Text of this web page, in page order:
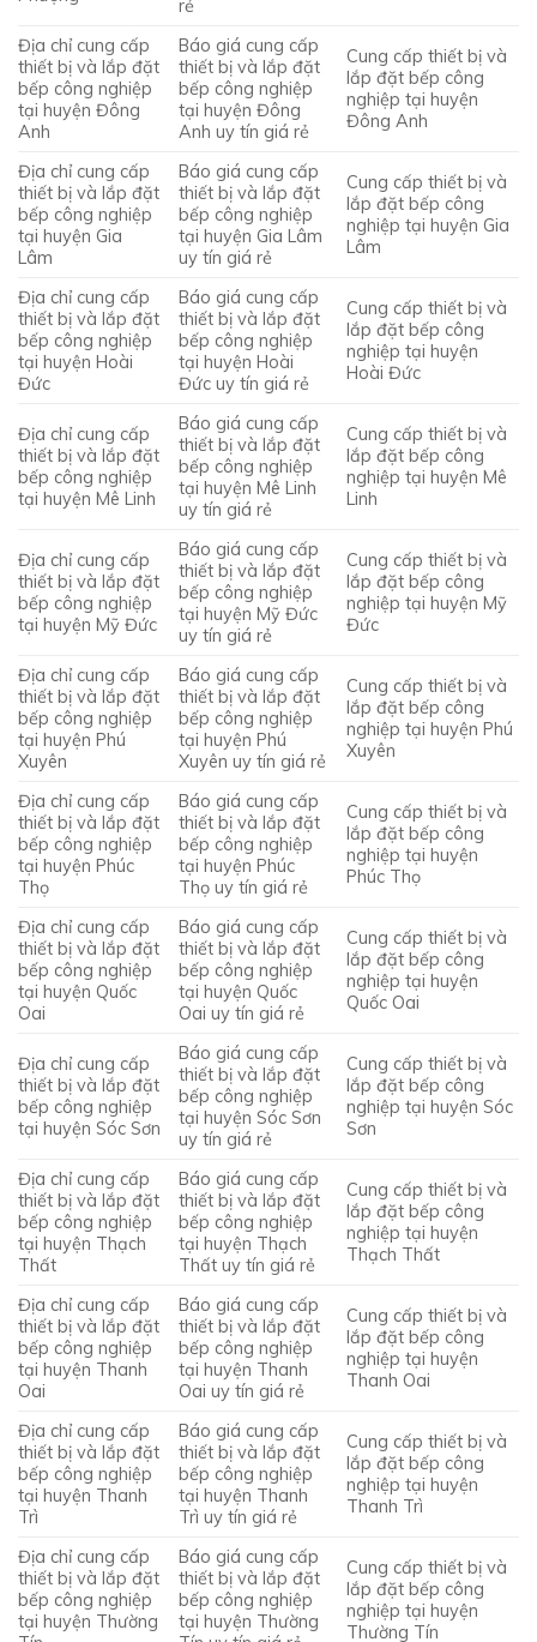
rẻ
Địa chỉ cung cấp
thiết bị và lắp đặt
bếp công nghiệp
tại huyện Đông
Anh
Báo giá cung cấp
thiết bị và lắp đặt
bếp công nghiệp
tại huyện Đông
Anh uy tín giá rẻ
Cung cấp thiết bị và
lắp đặt bếp công
nghiệp tại huyện
Đông Anh
Địa chỉ cung cấp
thiết bị và lắp đặt
bếp công nghiệp
tại huyện Gia
Lâm
Báo giá cung cấp
thiết bị và lắp đặt
bếp công nghiệp
tại huyện Gia Lâm
uy tín giá rẻ
Cung cấp thiết bị và
lắp đặt bếp công
nghiệp tại huyện Gia
Lâm
Địa chỉ cung cấp
thiết bị và lắp đặt
bếp công nghiệp
tại huyện Hoài
Đức
Báo giá cung cấp
thiết bị và lắp đặt
bếp công nghiệp
tại huyện Hoài
Đức uy tín giá rẻ
Cung cấp thiết bị và
lắp đặt bếp công
nghiệp tại huyện
Hoài Đức
Địa chỉ cung cấp
thiết bị và lắp đặt
bếp công nghiệp
tại huyện Mê Linh
Báo giá cung cấp
thiết bị và lắp đặt
bếp công nghiệp
tại huyện Mê Linh
uy tín giá rẻ
Cung cấp thiết bị và
lắp đặt bếp công
nghiệp tại huyện Mê
Linh
Địa chỉ cung cấp
thiết bị và lắp đặt
bếp công nghiệp
tại huyện Mỹ Đức
Báo giá cung cấp
thiết bị và lắp đặt
bếp công nghiệp
tại huyện Mỹ Đức
uy tín giá rẻ
Cung cấp thiết bị và
lắp đặt bếp công
nghiệp tại huyện Mỹ
Đức
Địa chỉ cung cấp
thiết bị và lắp đặt
bếp công nghiệp
tại huyện Phú
Xuyên
Báo giá cung cấp
thiết bị và lắp đặt
bếp công nghiệp
tại huyện Phú
Xuyên uy tín giá rẻ
Cung cấp thiết bị và
lắp đặt bếp công
nghiệp tại huyện Phú
Xuyên
Địa chỉ cung cấp
thiết bị và lắp đặt
bếp công nghiệp
tại huyện Phúc
Thọ
Báo giá cung cấp
thiết bị và lắp đặt
bếp công nghiệp
tại huyện Phúc
Thọ uy tín giá rẻ
Cung cấp thiết bị và
lắp đặt bếp công
nghiệp tại huyện
Phúc Thọ
Địa chỉ cung cấp
thiết bị và lắp đặt
bếp công nghiệp
tại huyện Quốc
Oai
Báo giá cung cấp
thiết bị và lắp đặt
bếp công nghiệp
tại huyện Quốc
Oai uy tín giá rẻ
Cung cấp thiết bị và
lắp đặt bếp công
nghiệp tại huyện
Quốc Oai
Địa chỉ cung cấp
thiết bị và lắp đặt
bếp công nghiệp
tại huyện Sóc Sơn
Báo giá cung cấp
thiết bị và lắp đặt
bếp công nghiệp
tại huyện Sóc Sơn
uy tín giá rẻ
Cung cấp thiết bị và
lắp đặt bếp công
nghiệp tại huyện Sóc
Sơn
Địa chỉ cung cấp
thiết bị và lắp đặt
bếp công nghiệp
tại huyện Thạch
Thất
Báo giá cung cấp
thiết bị và lắp đặt
bếp công nghiệp
tại huyện Thạch
Thất uy tín giá rẻ
Cung cấp thiết bị và
lắp đặt bếp công
nghiệp tại huyện
Thạch Thất
Địa chỉ cung cấp
thiết bị và lắp đặt
bếp công nghiệp
tại huyện Thanh
Oai
Báo giá cung cấp
thiết bị và lắp đặt
bếp công nghiệp
tại huyện Thanh
Oai uy tín giá rẻ
Cung cấp thiết bị và
lắp đặt bếp công
nghiệp tại huyện
Thanh Oai
Địa chỉ cung cấp
thiết bị và lắp đặt
bếp công nghiệp
tại huyện Thanh
Trì
Báo giá cung cấp
thiết bị và lắp đặt
bếp công nghiệp
tại huyện Thanh
Trì uy tín giá rẻ
Cung cấp thiết bị và
lắp đặt bếp công
nghiệp tại huyện
Thanh Trì
Địa chỉ cung cấp
thiết bị và lắp đặt
bếp công nghiệp
tại huyện Thường
Báo giá cung cấp
thiết bị và lắp đặt
bếp công nghiệp
tại huyện Thường
Cung cấp thiết bị và
lắp đặt bếp công
nghiệp tại huyện
Thường Tín